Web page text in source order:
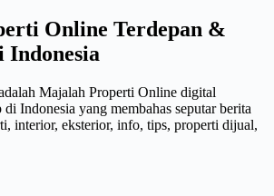
Online Terdepan &
Indonesia
Majalah Properti Online digital
Indonesia yang membahas seputar berita
interior, eksterior, info, tips, properti dijual,